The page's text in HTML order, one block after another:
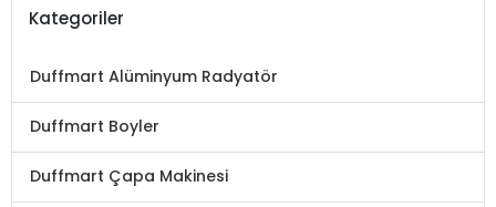
Kategoriler
Duffmart Alüminyum Radyatör
Duffmart Boyler
Duffmart Çapa Makinesi